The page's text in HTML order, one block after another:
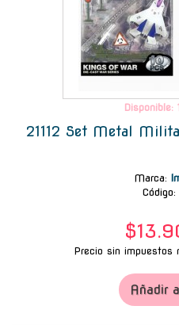
Disponible:
21112 Set Metal
Marca:
Código:
Precio sin impuestos
Añadir